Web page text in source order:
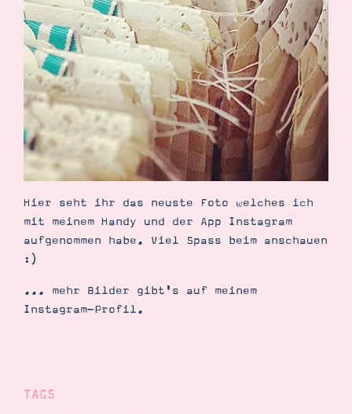
Angebote
Demonstrator werden
Blog
Gutscheine
Produkte erklärt
Über mich
Über Stampin’ Up!
Ordnungstipps
Hier seht ihr das neuste Foto welches ich
mit meinem Handy und der App Instagram
aufgenommen habe. Viel Spass beim anschauen
:)
... mehr Bilder gibt's auf meinem
Instagram-Profil.
TAGS